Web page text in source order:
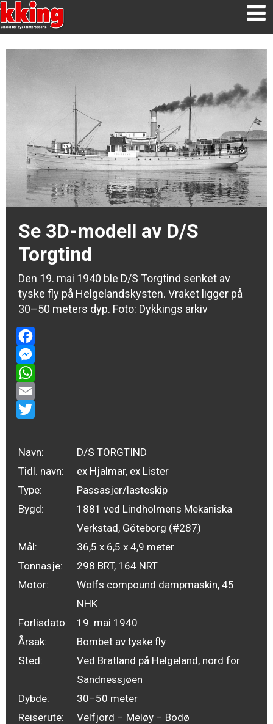
Se 3D-modell av D/S
Torgtind
Den 19. mai 1940 ble D/S Torgtind senket av
tyske fly på Helgelands­kysten. Vraket ligger på
30–50 meters dyp. Foto: Dykkings arkiv
Facebook
Messenger
WhatsApp
Email
Navn:
D/S TORGTIND
Tidl. navn:
ex Hjalmar, ex Lister
Type:
Passasjer/lasteskip
Bygd:
1881 ved Lindholmens Mekaniska
Verkstad, Göteborg (#287)
Mål:
36,5 x 6,5 x 4,9 meter
Tonnasje:
298 BRT, 164 NRT
Motor:
Wolfs compound dampmaskin, 45
NHK
Forlisdato:
19. mai 1940
Årsak:
Bombet av tyske fly
Sted:
Ved Bratland på Helgeland, nord for
Sandnessjøen
Dybde:
30–50 meter
Reiserute:
Velfjord – Meløy – Bodø